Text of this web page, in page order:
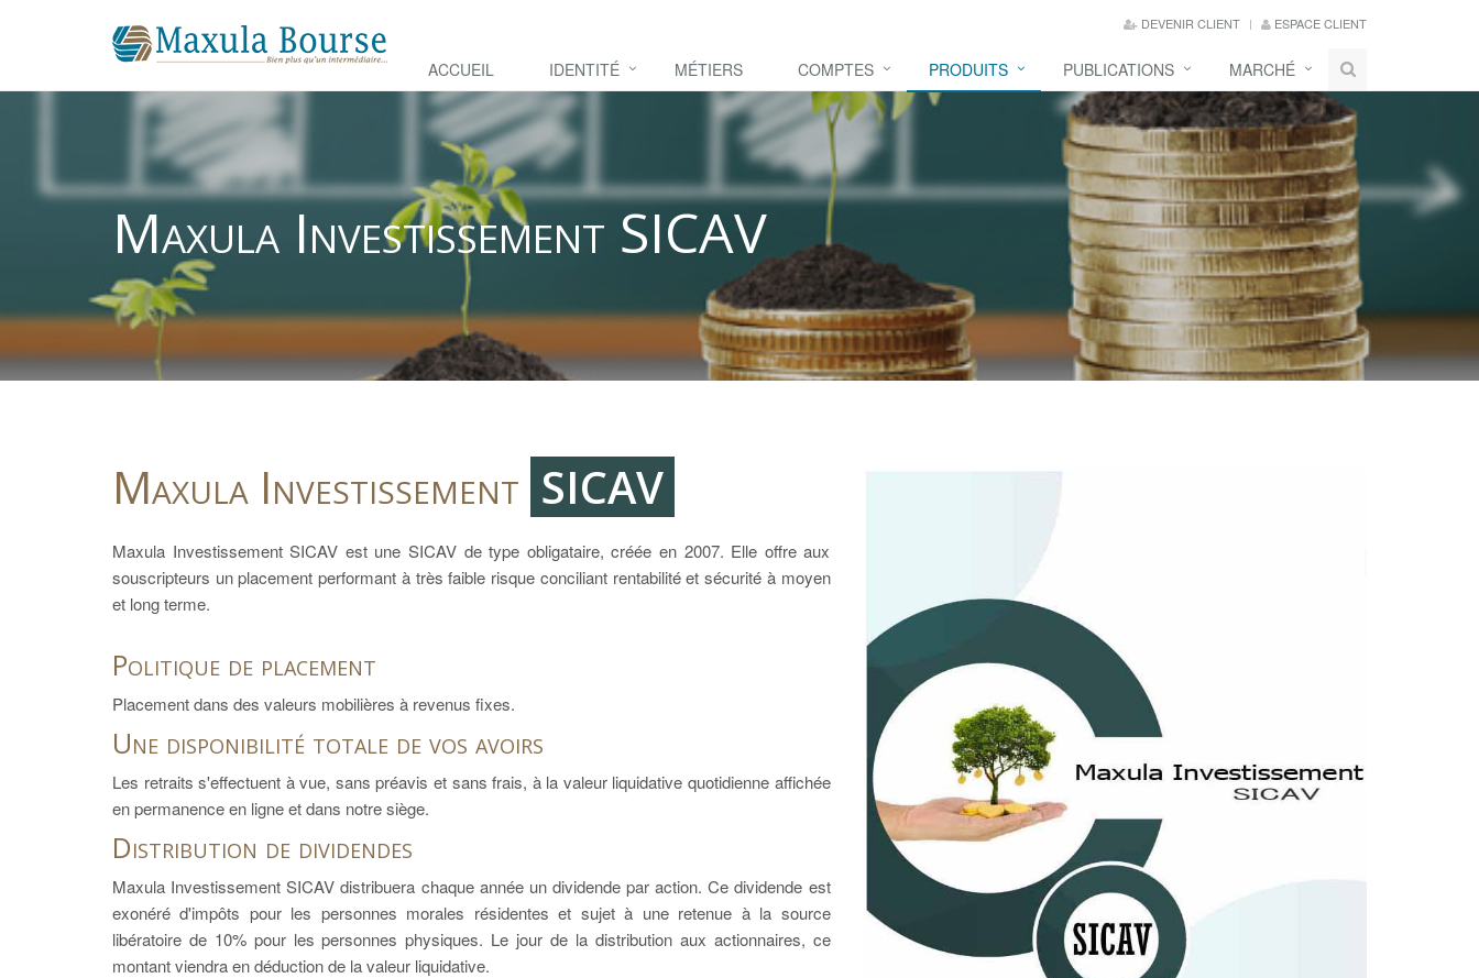
principal
DEVENIR CLIENT ESPACE CLIENT
ACCUEIL IDENTITÉ MÉTIERS COMPTES PRODUITS PUBLICATIONS MARCHÉ
Maxula Investissement SICAV
Maxula Investissement SICAV
Maxula Investissement SICAV est une SICAV de type obligataire, créée en 2007. Elle offre aux
souscripteurs un placement performant à très faible risque conciliant rentabilité et sécurité à moyen
et long terme.
Politique de placement
Placement dans des valeurs mobilières à revenus fixes.
Une disponibilité totale de vos avoirs
Les retraits s'effectuent à vue, sans préavis et sans frais, à la valeur liquidative quotidienne affichée
en permanence en ligne et dans notre siège.
Distribution de dividendes
Maxula Investissement SICAV distribuera chaque année un dividende par action. Ce dividende est
exonéré d'impôts pour les personnes morales résidentes et sujet à une retenue à la source
libératoire de 10% pour les personnes physiques. Le jour de la distribution aux actionnaires, ce
montant viendra en déduction de la valeur liquidative.